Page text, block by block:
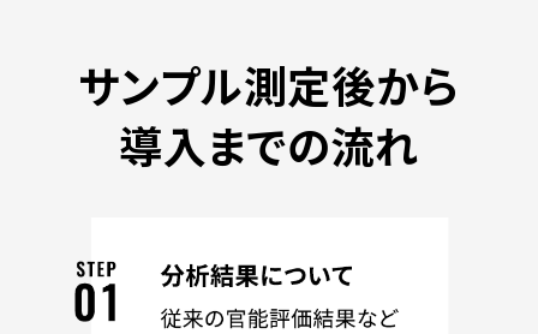
サンプル測定後から
導入までの流れ